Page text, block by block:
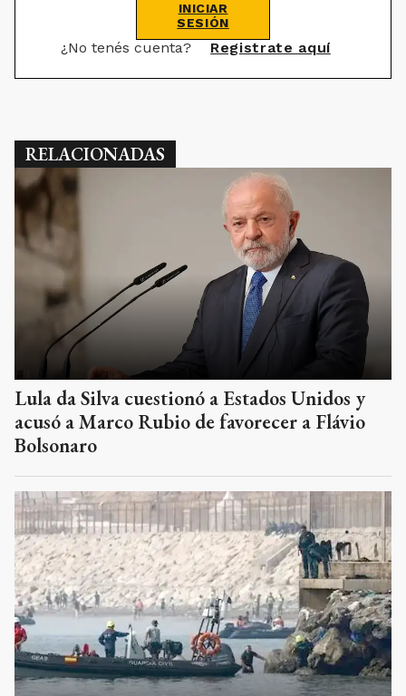
INICIAR
SESIÓN
¿No tenés cuenta? Registrate aquí
RELACIONADAS
Lula da Silva cuestionó a Estados Unidos y
acusó a Marco Rubio de favorecer a Flávio
Bolsonaro